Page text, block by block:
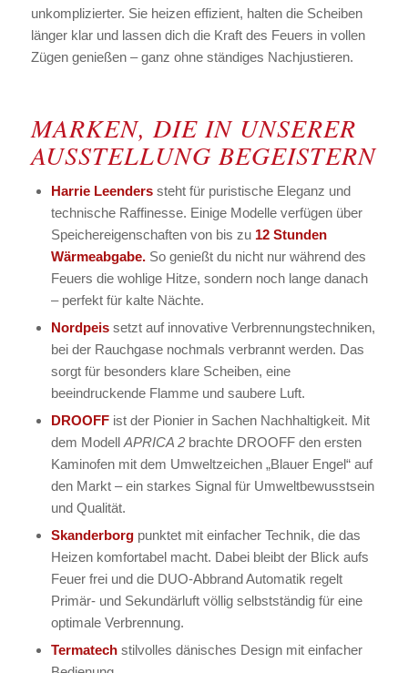
unkomplizierter. Sie heizen effizient, halten die Scheiben
länger klar und lassen dich die Kraft des Feuers in vollen
Zügen genießen – ganz ohne ständiges Nachjustieren.
MARKEN, DIE IN UNSERER
AUSSTELLUNG BEGEISTERN
Harrie Leenderssteht für puristische Eleganz und
technische Raffinesse. Einige Modelle verfügen über
Speichereigenschaften von bis zu 12 Stunden
Wärmeabgabe. So genießt du nicht nur während des
Feuers die wohlige Hitze, sondern noch lange danach
– perfekt für kalte Nächte.
Nordpeis setzt auf innovative Verbrennungstechniken,
bei der Rauchgase nochmals verbrannt werden. Das
sorgt für besonders klare Scheiben, eine
beeindruckende Flamme und saubere Luft.
DROOFFist der Pionier in Sachen Nachhaltigkeit. Mit
dem Modell APRICA 2brachte DROOFF den ersten
Kaminofen mit dem Umweltzeichen „Blauer Engel“ auf
den Markt – ein starkes Signal für Umweltbewusstsein
und Qualität.
Skanderborg punktet mit einfacher Technik, die das
Heizen komfortabel macht. Dabei bleibt der Blick aufs
Feuer frei und die DUO-Abbrand Automatik regelt
Primär- und Sekundärluft völlig selbstständig für eine
optimale Verbrennung.
Termatechstilvolles dänisches Design mit einfacher